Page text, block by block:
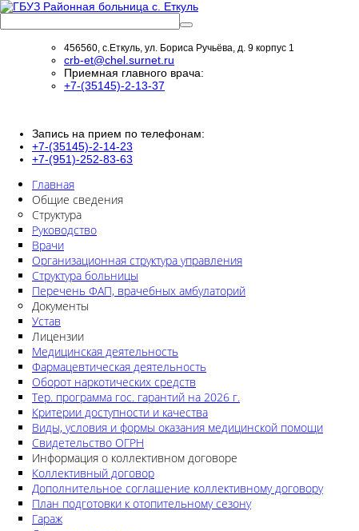
456560, с.Еткуль, ул. Бориса Ручьёва, д. 9 корпус 1
crb-et@chel.surnet.ru
Приемная главного врача:
+7-(35145)-2-13-37
Запись на прием по телефонам:
+7-(35145)-2-14-23
+7-(951)-252-83-63
Главная
Общие сведения
Структура
Руководство
Врачи
Организационная структура управления
Структура больницы
Перечень ФАП, врачебных амбулаторий
Документы
Устав
Лицензии
Медицинская деятельность
Фармацевтическая деятельность
Оборот наркотических средств
Тер. программа гос. гарантий на 2026 г.
Критерии доступности и качества
Виды, условия и формы оказания медицинской помощи
Свидетельство ОГРН
Информация о коллективном договоре
Коллективный договор
Дополнительное соглашение коллективному договору
План подготовки к отопительному сезону
Гараж